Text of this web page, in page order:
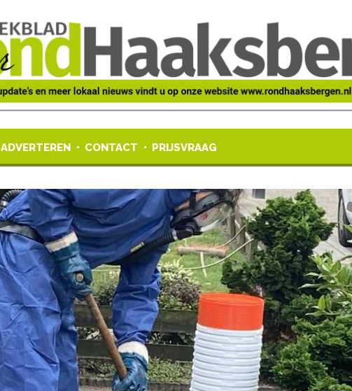
ADVERTEREN CONTACT PRIJSVRAAG